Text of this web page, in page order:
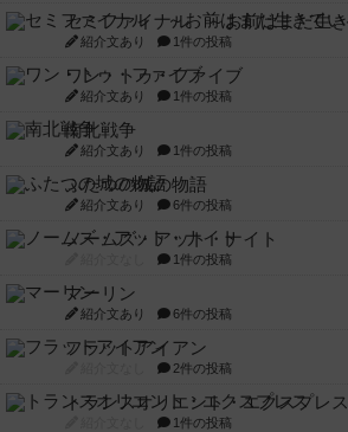
セミファイナル ～お前はまだ生
紹介文あり 1件の投稿
ワン・トゥ・ファイブ
紹介文あり 1件の投稿
南北戦争
紹介文あり 1件の投稿
ふたつの城の物語
紹介文あり 6件の投稿
ノームズ・アット・ナイト
1件の投稿
マーリン
紹介文あり 6件の投稿
フラットアイアン
2件の投稿
トランスオリエント・エクスプレス
1件の投稿